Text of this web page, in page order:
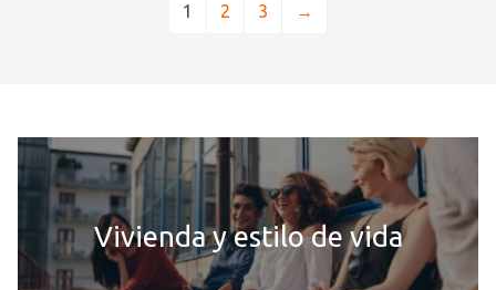
1 2 3 →
Vivienda y estilo de vida